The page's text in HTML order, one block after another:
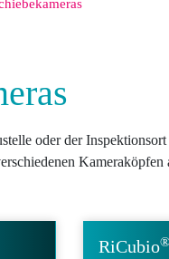
oder der
RiCubio®